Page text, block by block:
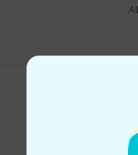
Gefällt
Teilen